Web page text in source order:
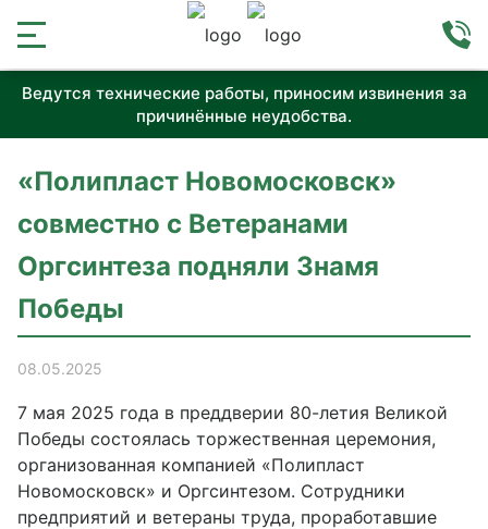
Ведутся технические работы, приносим извинения за
причинённые неудобства.
«Полипласт Новомосковск»
совместно с Ветеранами
Оргсинтеза подняли Знамя
Победы
08.05.2025
7 мая 2025 года в преддверии 80-летия Великой
Победы состоялась торжественная церемония,
организованная компанией «Полипласт
Новомосковск» и Оргсинтезом. Сотрудники
предприятий и ветераны труда, проработавшие